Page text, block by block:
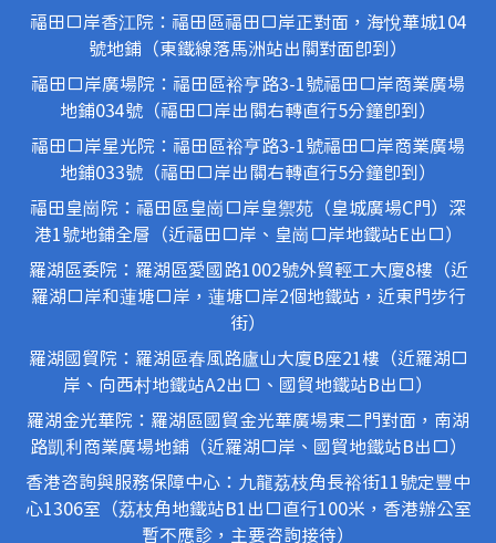
福田口岸香江院：福田區福田口岸正對面，海悅華城104
號地鋪（東鐵線落馬洲站出關對面即到）
福田口岸廣場院：福田區裕亨路3-1號福田口岸商業廣場
地鋪034號（福田口岸出關右轉直行5分鐘即到）
福田口岸星光院：福田區裕亨路3-1號福田口岸商業廣場
地鋪033號（福田口岸出關右轉直行5分鐘即到）
福田皇崗院：福田區皇崗口岸皇禦苑（皇城廣場C門）深
港1號地鋪全層（近福田口岸、皇崗口岸地鐵站E出口）
羅湖區委院：羅湖區愛國路1002號外貿輕工大廈8樓（近
羅湖口岸和蓮塘口岸，蓮塘口岸2個地鐵站，近東門步行
街）
羅湖國貿院：羅湖區春風路廬山大廈B座21樓（近羅湖口
岸、向西村地鐵站A2出口、國貿地鐵站B出口）
羅湖金光華院：羅湖區國貿金光華廣場東二門對面，南湖
路凱利商業廣場地鋪（近羅湖口岸、國貿地鐵站B出口）
香港咨詢與服務保障中心：九龍荔枝角長裕街11號定豐中
心1306室（荔枝角地鐵站B1出口直行100米，香港辦公室
暫不應診，主要咨詢接待）